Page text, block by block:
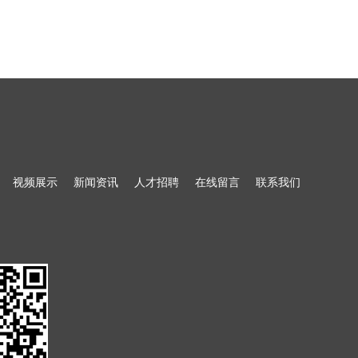
视频展示 新闻资讯 人才招聘 在线留言 联系我们